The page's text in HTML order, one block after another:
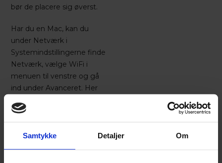
Samtykke Detaljer Om
bør de placere sig øverst.
Har du en Mac, kan du
under Netværk i
Systemindstillingerne finde
Netværk, vælge WiFi i
menuen til venstre og gå
ind under Avanceret. Her
(eller ITSguest) op som den
første på listen over kendte
netværk. Så skulle det
fungere.